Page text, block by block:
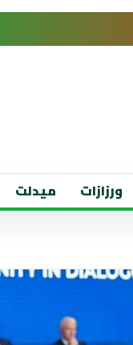
ورزازات ميدلت